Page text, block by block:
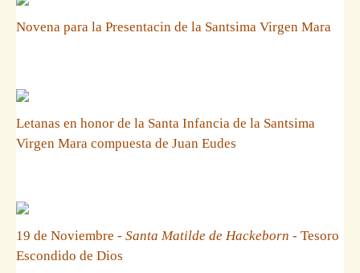
Novena para la Presentacin de la Santsima Virgen Mara
Letanas en honor de la Santa Infancia de la Santsima
Virgen Mara compuesta de Juan Eudes
19 de Noviembre - Santa Matilde de Hackeborn - Tesoro
Escondido de Dios